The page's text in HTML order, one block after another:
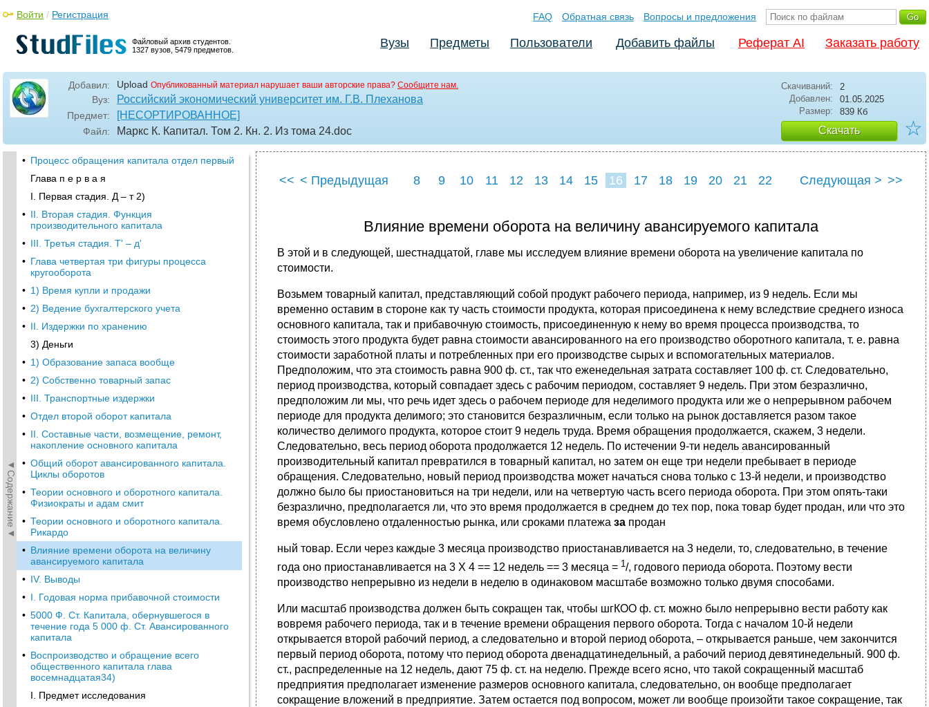
Файловый архив студентов.
1327 вузов, 5479 предметов.
Войти / Регистрация FAQ Обратная связь Вопросы и предложения
Вузы Предметы Пользователи Добавить файлы Реферат AI Заказать работу
Добавил: Upload Опубликованный материал нарушает ваши авторские права? Сообщите нам.
Вуз: Российский экономический университет им. Г.В. Плеханова
Предмет: [НЕСОРТИРОВАННОЕ]
Файл: Маркс К. Капитал. Том 2. Кн. 2. Из тома 24.doc
Скачиваний:
2
Добавлен:
01.05.2025
Размер:
839 Кб
Скачать ☆
◄Содержание◄
• Процесс обращения капитала отдел первый
Глава п е р в а я
I. Первая стадия. Д – т 2)
• II. Вторая стадия. Функция
производительного капитала
• III. Третья стадия. Т' – д'
• Глава четвертая три фигуры процесса
кругооборота
• 1) Время купли и продажи
• 2) Ведение бухгалтерского учета
• II. Издержки по хранению
3) Деньги
• 1) Образование запаса вообще
• 2) Собственно товарный запас
• III. Транспортные издержки
• Отдел второй оборот капитала
• II. Составные части, возмещение, ремонт,
накопление основного капитала
• Общий оборот авансированного капитала.
Циклы оборотов
• Теории основного и оборотного капитала.
Физиократы и адам смит
• Теории основного и оборотного капитала.
Рикардо
• Влияние времени оборота на величину
авансируемого капитала
• IV. Выводы
• I. Годовая норма прибавочной стоимости
• 5000 Ф. Ст. Капитала, обернувшегося в
течение года 5 000 ф. Ст. Авансированного
капитала
• Воспроизводство и обращение всего
общественного капитала глава
восемнадцатая34)
I. Предмет исследования
<< < Предыдущая 8 9 10 11 12 13 14 15 16 17 18 19 20 21 22 Следующая > >>
Влияние времени оборота на величину авансируемого капитала
В этой и в следующей, шестнадцатой, главе мы исследуем влияние времени оборота на увеличение капитала по
стоимости.
Возьмем товарный капитал, представляющий собой продукт рабочего периода, например, из 9 недель. Если мы
временно оставим в стороне как ту часть стоимости продукта, которая присоединена к нему вследствие среднего износа
основного капитала, так и прибавочную стоимость, присоединенную к нему во время процесса производства, то
стоимость этого продукта будет равна стоимости авансированного на его производство оборотного капитала, т. е. равна
стоимости заработной платы и потребленных при его производстве сырых и вспомогательных материалов.
Предположим, что эта стоимость равна 900 ф. ст., так что еженедельная затрата составляет 100 ф. ст. Следовательно,
период производства, который совпадает здесь с рабочим периодом, составляет 9 недель. При этом безразлично,
предположим ли мы, что речь идет здесь о рабочем периоде для неделимого продукта или же о непрерывном рабочем
периоде для продукта делимого; это становится безразличным, если только на рынок доставляется разом такое
количество делимого продукта, которое стоит 9 недель труда. Время обращения продолжается, скажем, 3 недели.
Следовательно, весь период оборота продолжается 12 недель. По истечении 9-ти недель авансированный
производительный капитал превратился в товарный капитал, но затем он еще три недели пребывает в периоде
обращения. Следовательно, новый период производства может начаться снова только с 13-й недели, и производство
должно было бы приостановиться на три недели, или на четвертую часть всего периода оборота. При этом опять-таки
безразлично, предполагается ли, что это время продолжается в среднем до тех пор, пока товар будет продан, или что это
время обусловлено отдаленностью рынка, или сроками платежа за продан
ный товар. Если через каждые 3 месяца производство приостанавливается на 3 недели, то, следовательно, в течение
года оно приостанавливается на 3 X 4 == 12 недель == 3 месяца = 1/, годового периода оборота. Поэтому вести
производство непрерывно из недели в неделю в одинаковом масштабе возможно только двумя способами.
Или масштаб производства должен быть сокращен так, чтобы шгКОО ф. ст. можно было непрерывно вести работу как
вовремя рабочего периода, так и в течение времени обращения первого оборота. Тогда с началом 10-й недели
открывается второй рабочий период, а следовательно и второй период оборота, – открывается раньше, чем закончится
первый период оборота, потому что период оборота двенадцатинедельный, а рабочий период девятинедельный. 900 ф.
ст., распределенные на 12 недель, дают 75 ф. ст. на неделю. Прежде всего ясно, что такой сокращенный масштаб
предприятия предполагает изменение размеров основного капитала, следовательно, он вообще предполагает
сокращение вложений в предприятие. Затем остается под вопросом, может ли вообще произойти такое сокращение, так